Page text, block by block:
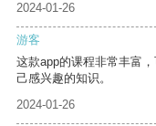
2024-01-26
游客
这款app的课程非常丰富
己感兴趣的知识。
2024-01-26